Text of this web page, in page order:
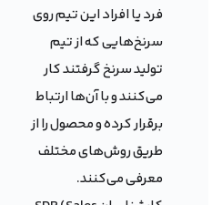
فرد یا افراد این تیم روی
سرنخ‌هایی که از تیم
تولید سرنخ گرفتند کار
می‌کنند و با آن‌ها ارتباط
برقرار کرده و محصول را از
طریق روش‌های مختلف
معرفی می‌کنند.